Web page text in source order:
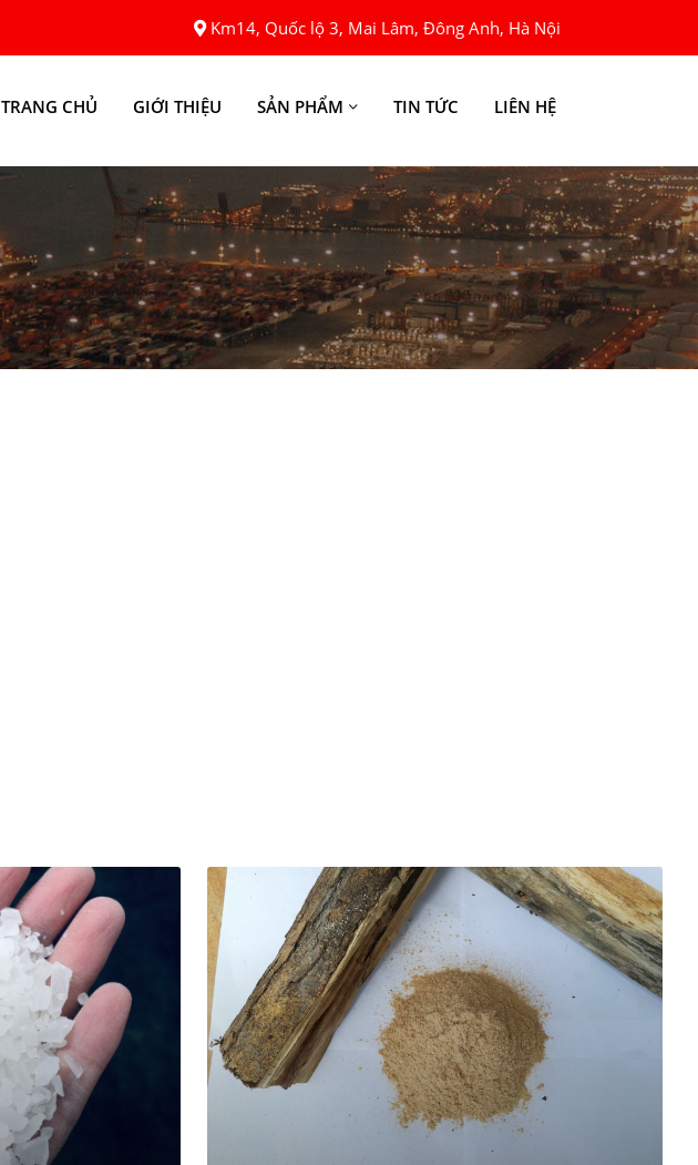
Km14, Quốc lộ 3, Mai Lâm, Đông Anh, Hà Nội
TRANG CHỦ GIỚI THIỆU SẢN PHẨM TIN TỨC LIÊN HỆ